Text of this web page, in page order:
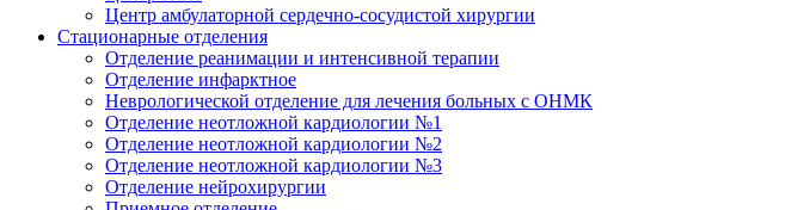
Центр амбулаторной сердечно-сосудистой хирургии
Стационарные отделения
Отделение реанимации и интенсивной терапии
Отделение инфарктное
Неврологической отделение для лечения больных с ОНМК
Отделение неотложной кардиологии №1
Отделение неотложной кардиологии №2
Отделение неотложной кардиологии №3
Отделение нейрохирургии